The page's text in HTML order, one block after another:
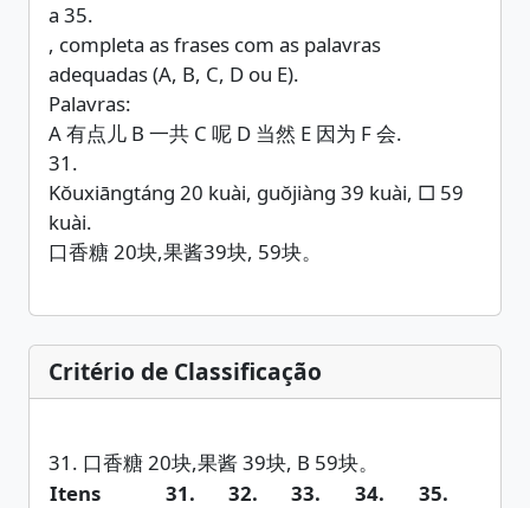
a 35.
, completa as frases com as palavras
adequadas (A, B, C, D ou E).
Palavras:
A 有点儿 B 一共 C 呢 D 当然 E 因为 F 会.
31.
Kŏuxiāngtáng 20 kuài, guŏjiàng 39 kuài, □ 59
kuài.
口香糖 20块,果酱39块, 59块。
Critério de Classificação
Itens
31. 32. 33. 34.
35.